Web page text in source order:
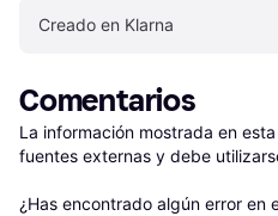
Creado en Klarna
Comentarios
La información mostrada en
fuentes externas y debe
¿Has encontrado algún error en